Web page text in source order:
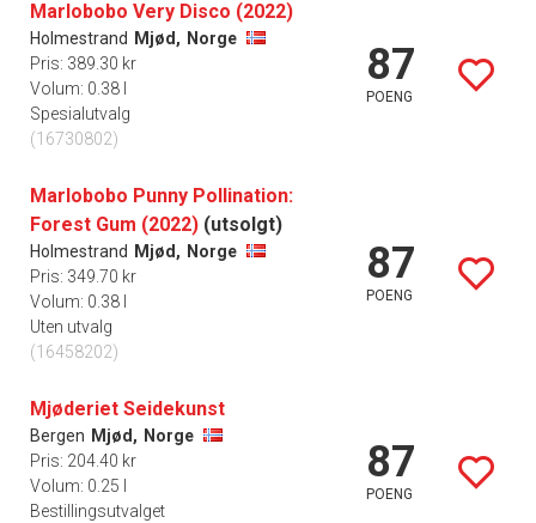
Marlobobo Very Disco (2022)
Holmestrand Mjød, Norge
Pris: 389.30 kr
Volum: 0.38 l
Spesialutvalg
(16730802)
87
POENG
Marlobobo Punny Pollination:
Forest Gum (2022) (utsolgt)
Holmestrand Mjød, Norge
Pris: 349.70 kr
Volum: 0.38 l
Uten utvalg
(16458202)
87
POENG
Mjøderiet Seidekunst
Bergen Mjød, Norge
Pris: 204.40 kr
Volum: 0.25 l
Bestillingsutvalget
87
POENG